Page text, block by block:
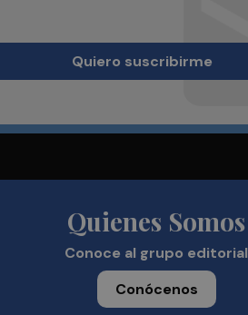
Quiero suscribirme
Quienes Somos
Conoce al grupo editorial
Conócenos